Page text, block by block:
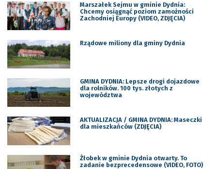
Marszałek Sejmu w gminie Dydnia:
Chcemy osiągnąć poziom zamożności
Zachodniej Europy (VIDEO, ZDJĘCIA)
Rządowe miliony dla gminy Dydnia
GMINA DYDNIA: Lepsze drogi dojazdowe
dla rolników. 100 tys. złotych z
województwa
AKTUALIZACJA / GMINA DYDNIA: Maseczki
dla mieszkańców (ZDJĘCIA)
Żłobek w gminie Dydnia otwarty. To
zadanie bezprecedensowe (VIDEO, FOTO)